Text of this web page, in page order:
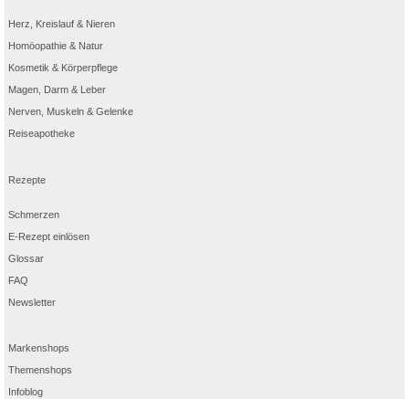
Herz, Kreislauf & Nieren
Homöopathie & Natur
Kosmetik & Körperpflege
Magen, Darm & Leber
Nerven, Muskeln & Gelenke
Reiseapotheke
Rezepte
Schmerzen
E-Rezept einlösen
Glossar
FAQ
Newsletter
Markenshops
Themenshops
Infoblog